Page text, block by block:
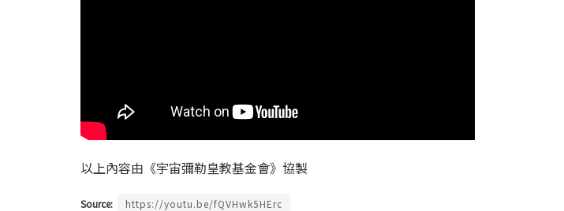
以上內容由《宇宙彌勒皇教基金會》協製
Source:
https://youtu.be/fQVHwk5HErc